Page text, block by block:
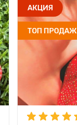
АКЦИЯ
ТОП ПРОДАЖ